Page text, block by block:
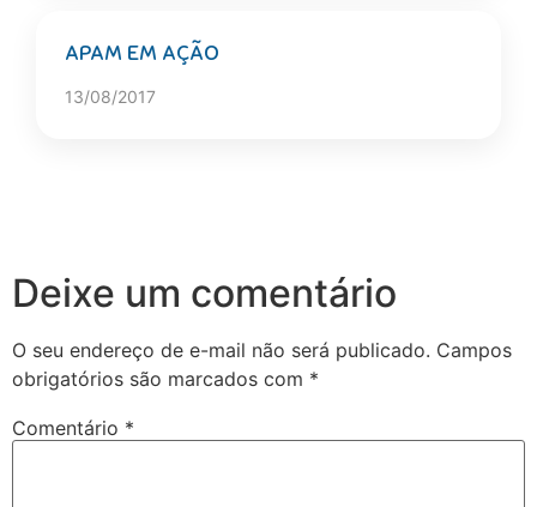
APAM EM AÇÃO
13/08/2017
Deixe um comentário
O seu endereço de e-mail não será publicado. Campos
obrigatórios são marcados com *
Comentário *